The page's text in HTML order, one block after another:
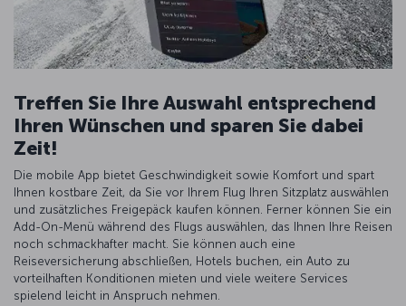
Treffen Sie Ihre Auswahl entsprechend
Ihren Wünschen und sparen Sie dabei
Zeit!
Die mobile App bietet Geschwindigkeit sowie Komfort und spart
Ihnen kostbare Zeit, da Sie vor Ihrem Flug Ihren Sitzplatz auswählen
und zusätzliches Freigepäck kaufen können. Ferner können Sie ein
Add-On-Menü während des Flugs auswählen, das Ihnen Ihre Reisen
noch schmackhafter macht. Sie können auch eine
Reiseversicherung abschließen, Hotels buchen, ein Auto zu
vorteilhaften Konditionen mieten und viele weitere Services
spielend leicht in Anspruch nehmen.